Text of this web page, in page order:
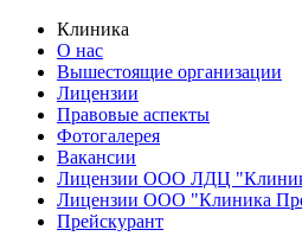
Клиника
О нас
Вышестоящие организации
Лицензии
Правовые аспекты
Фотогалерея
Вакансии
Лицензии ООО ЛДЦ
Лицензии ООО "Клиника
Прейскурант